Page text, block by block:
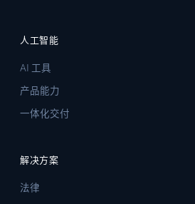
人工智能
AI 工具
产品能力
一体化交付
解决方案
法律